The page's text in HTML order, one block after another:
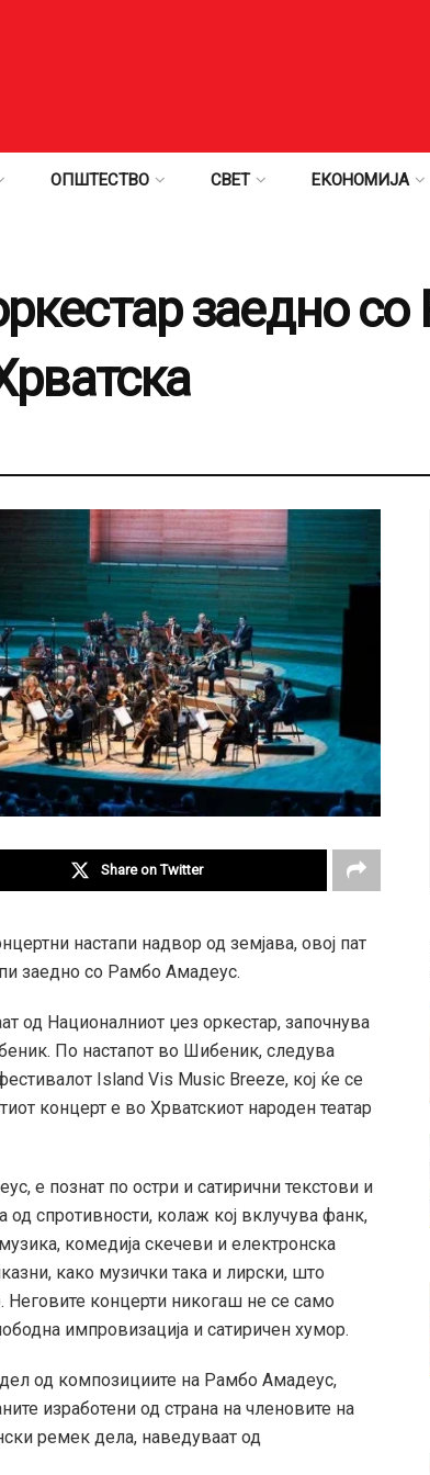
ОПШТЕСТВО СВЕТ ЕКОНОМИЈА
заедно
Share on Twitter
настапи надвор од земјава, овој пат
заедно со Рамбо Амадеус.
од Националниот џез оркестар, започнува
По настапот во Шибеник, следува
Island Vis Music Breeze, кој ќе се
концерт е во Хрватскиот народен театар
е познат по остри и сатирични текстови и
од спротивности, колаж кој вклучува фанк,
комедија скечеви и електронска
како музички така и лирски, што
концерти никогаш не се само
импровизација и сатиричен хумор.
од композициите на Рамбо Амадеус,
изработени од страна на членовите на
ремек дела, наведуваат од